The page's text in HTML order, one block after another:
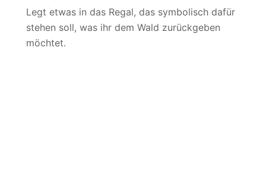
Legt etwas in das Regal, das symbolisch dafür
stehen soll, was ihr dem Wald zurückgeben
möchtet.